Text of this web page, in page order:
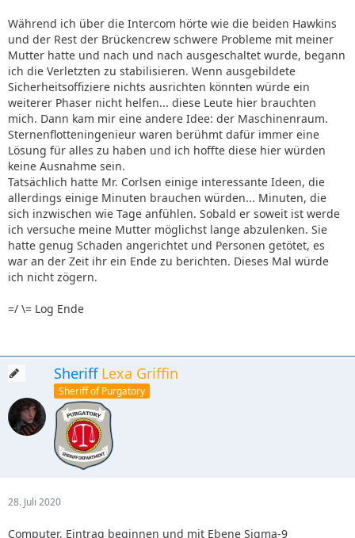
Während ich über die Intercom hörte wie die beiden Hawkins
und der Rest der Brückencrew schwere Probleme mit meiner
Mutter hatte und nach und nach ausgeschaltet wurde, begann
ich die Verletzten zu stabilisieren. Wenn ausgebildete
Sicherheitsoffiziere nichts ausrichten könnten würde ein
weiterer Phaser nicht helfen... diese Leute hier brauchten
mich. Dann kam mir eine andere Idee: der Maschinenraum.
Sternenflotteningenieur waren berühmt dafür immer eine
Lösung für alles zu haben und ich hoffte diese hier würden
keine Ausnahme sein.
Tatsächlich hatte Mr. Corlsen einige interessante Ideen, die
allerdings einige Minuten brauchen würden... Minuten, die
sich inzwischen wie Tage anfühlen. Sobald er soweit ist werde
ich versuche meine Mutter möglichst lange abzulenken. Sie
hatte genug Schaden angerichtet und Personen getötet, es
war an der Zeit ihr ein Ende zu berichten. Dieses Mal würde
ich nicht zögern.
=/ \= Log Ende
Sheriff Lexa Griffin
Sheriff of Purgatory
28. Juli 2020
Computer, Eintrag beginnen und mit Ebene Sigma-9